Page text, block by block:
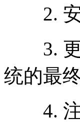
2. 安
3. 更
统的最
4. 注